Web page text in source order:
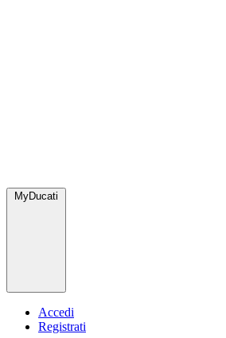
MyDucati
Accedi
Registrati